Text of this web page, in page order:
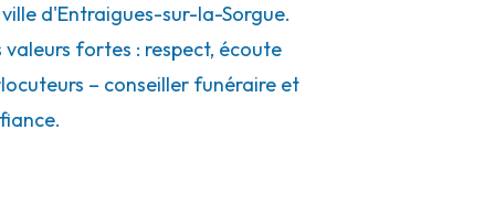
d'Entraigues-sur-la-Sorgue.
fortes : respect, écoute
– conseiller funéraire et